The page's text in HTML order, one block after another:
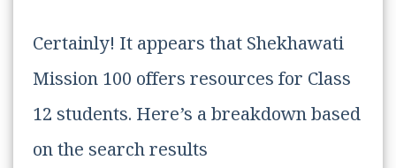
Certainly! It appears that Shekhawati
Mission 100 offers resources for Class
12 students. Here’s a breakdown based
on the search results